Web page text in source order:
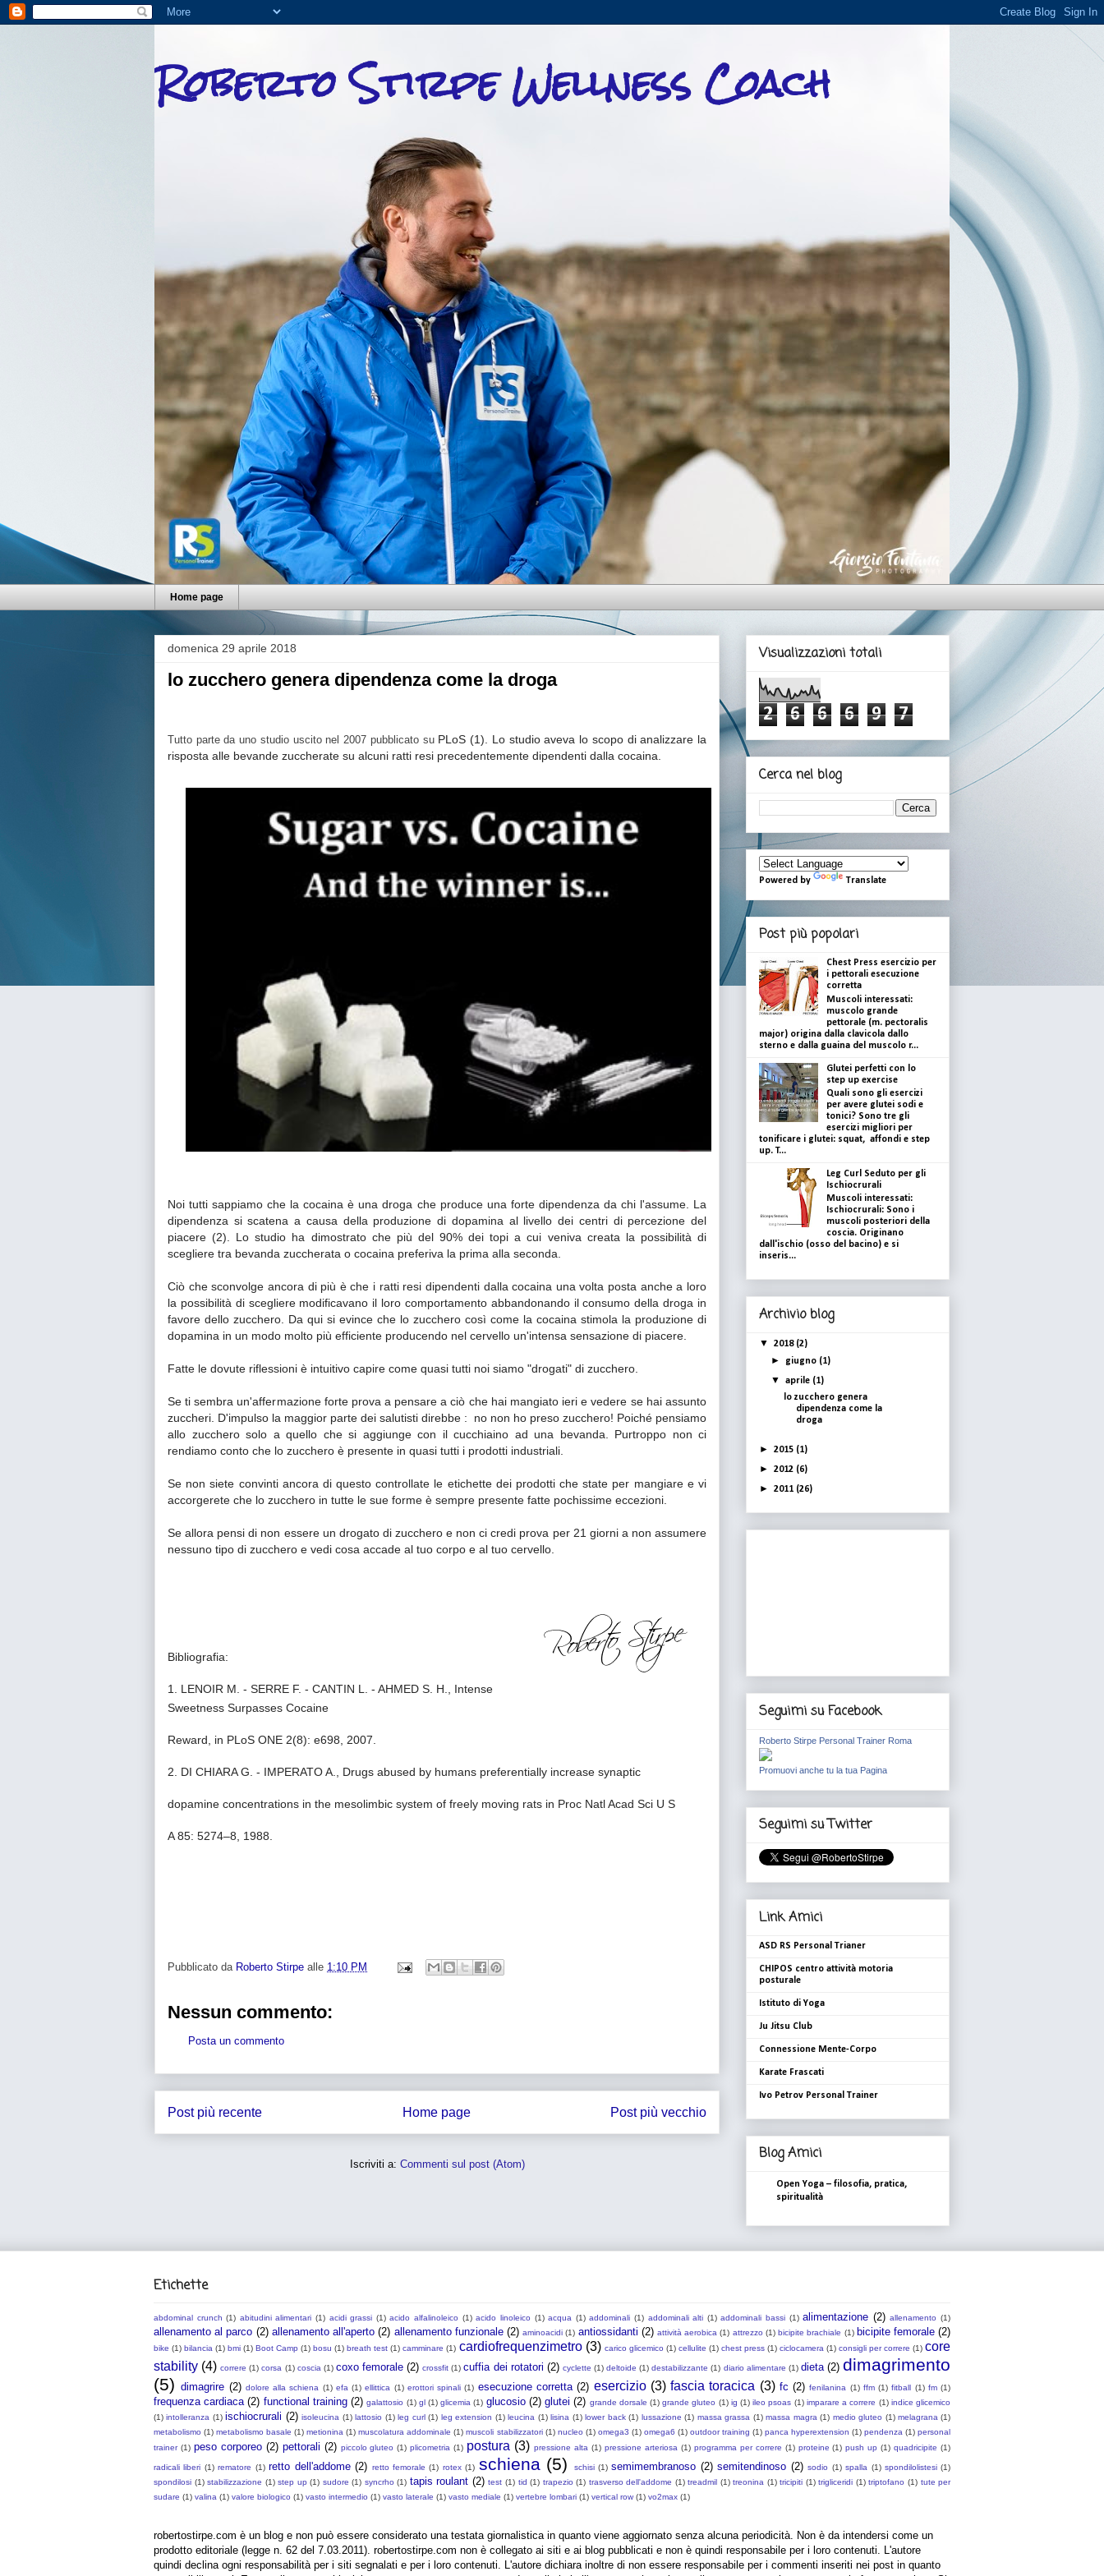
Roberto Stirpe Wellness Coach
Home page
domenica 29 aprile 2018
lo zucchero genera dipendenza come la droga
Tutto parte da uno studio uscito nel 2007 pubblicato su PLoS (1). Lo studio aveva lo scopo di analizzare la
risposta alle bevande zuccherate su alcuni ratti resi precedentemente dipendenti dalla cocaina.
Noi tutti sappiamo che la cocaina è una droga che produce una forte dipendenza da chi l'assume. La
dipendenza si scatena a causa della produzione di dopamina al livello dei centri di percezione del
piacere (2). Lo studio ha dimostrato che più del 90% dei topi a cui veniva creata la possibilità di
scegliere tra bevanda zuccherata o cocaina preferiva la prima alla seconda.
Ciò che sconvolge ancora di più è che i ratti resi dipendenti dalla cocaina una volta posta anche a loro
la possibilità di scegliere modificavano il loro comportamento abbandonando il consumo della droga in
favore dello zucchero. Da qui si evince che lo zucchero così come la cocaina stimola la produzione di
dopamina in un modo molto più efficiente producendo nel cervello un'intensa sensazione di piacere.
Fatte le dovute riflessioni è intuitivo capire come quasi tutti noi siamo "drogati" di zucchero.
Se ti sembra un'affermazione forte prova a pensare a ciò che hai mangiato ieri e vedere se hai assunto
zuccheri. D'impulso la maggior parte dei salutisti direbbe : no non ho preso zucchero! Poiché pensiamo
allo zucchero solo a quello che si aggiunge con il cucchiaino ad una bevanda. Purtroppo non ci
rendiamo conto che lo zucchero è presente in quasi tutti i prodotti industriali.
Se non siete convinti ancora di questo controllate le etichette dei prodotti che state per mangiare e vi
accorgerete che lo zucchero in tutte le sue forme è sempre presente fatte pochissime eccezioni.
Se allora pensi di non essere un drogato di zucchero e non ci credi prova per 21 giorni a non assumere
nessuno tipo di zucchero e vedi cosa accade al tuo corpo e al tuo cervello.
Bibliografia:
1. LENOIR M. - SERRE F. - CANTIN L. - AHMED S. H., Intense
Sweetness Surpasses Cocaine
Reward, in PLoS ONE 2(8): e698, 2007.
2. DI CHIARA G. - IMPERATO A., Drugs abused by humans preferentially increase synaptic
dopamine concentrations in the mesolimbic system of freely moving rats in Proc Natl Acad Sci U S
A 85: 5274–8, 1988.
Pubblicato da Roberto Stirpe alle 1:10 PM
Nessun commento:
Posta un commento
Post più recente Post più vecchio
Home page
Iscriviti a: Commenti sul post (Atom)
Visualizzazioni totali
2 6 6 6 9 7
Cerca nel blog
Powered by Translate
Post più popolari
Chest Press esercizio per
i pettorali esecuzione
corretta
Muscoli interessati:
muscolo grande
pettorale (m. pectoralis
major) origina dalla clavicola dallo
sterno e dalla guaina del muscolo r...
Glutei perfetti con lo
step up exercise
Quali sono gli esercizi
per avere glutei sodi e
tonici? Sono tre gli
esercizi migliori per
tonificare i glutei: squat, affondi e step
up. T...
Leg Curl Seduto per gli
Ischiocrurali
Muscoli interessati:
Ischiocrurali: Sono i
muscoli posteriori della
coscia. Originano
dall'ischio (osso del bacino) e si
inseris...
Archivio blog
▼ 2018 (2)
► giugno (1)
▼aprile (1)
lo zucchero genera
dipendenza come la
droga
► 2015 (1)
► 2012 (6)
► 2011 (26)
Seguimi su Facebook
Roberto Stirpe Personal Trainer Roma
Promuovi anche tu la tua Pagina
Seguimi su Twitter
Link Amici
ASD RS Personal Trianer
CHIPOS centro attività motoria
posturale
Istituto di Yoga
Ju Jitsu Club
Connessione Mente-Corpo
Karate Frascati
Ivo Petrov Personal Trainer
Blog Amici
Open Yoga – filosofia, pratica,
spiritualità
Etichette
abdominal crunch (1) abitudini alimentari (1) acidi grassi (1) acido alfalinoleico (1) acido linoleico (1) acqua (1) addominali (1) addominali alti (1) addominali bassi (1) alimentazione (2) allenamento (1)
allenamento al parco (2) allenamento all'aperto (2) allenamento funzionale (2) aminoacidi (1) antiossidanti (2) attività aerobica (1) attrezzo (1) bicipite brachiale (1) bicipite femorale (2)
bike (1) bilancia (1) bmi (1) Boot Camp (1) bosu (1) breath test (1) camminare (1) cardiofrequenzimetro (3) carico glicemico (1) cellulite (1) chest press (1) ciclocamera (1) consigli per correre (1) core
stability (4) correre (1) corsa (1) coscia (1) coxo femorale (2) crossfit (1) cuffia dei rotatori (2) cyclette (1) deltoide (1) destabilizzante (1) diario alimentare (1) dieta (2) dimagrimento
(5) dimagrire (2) dolore alla schiena (1) efa (1) ellittica (1) erottori spinali (1) esecuzione corretta (2) esercizio (3) fascia toracica (3) fc (2) fenilanina (1) ffm (1) fitball (1) fm (1)
frequenza cardiaca (2) functional training (2) galattosio (1) gl (1) glicemia (1) glucosio (2) glutei (2) grande dorsale (1) grande gluteo (1) ig (1) ileo psoas (1) imparare a correre (1) indice glicemico
(1) intolleranza (1) ischiocrurali (2) isoleucina (1) lattosio (1) leg curl (1) leg extension (1) leucina (1) lisina (1) lower back (1) lussazione (1) massa grassa (1) massa magra (1) medio gluteo (1) melagrana (1)
metabolismo (1) metabolismo basale (1) metionina (1) muscolatura addominale (1) muscoli stabilizzatori (1) nucleo (1) omega3 (1) omega6 (1) outdoor training (1) panca hyperextension (1) pendenza (1) personal
trainer (1) peso corporeo (2) pettorali (2) piccolo gluteo (1) plicometria (1) postura (3) pressione alta (1) pressione arteriosa (1) programma per correre (1) proteine (1) push up (1) quadricipite (1)
radicali liberi (1) rematore (1) retto dell'addome (2) retto femorale (1) rotex (1) schiena (5) schisi (1) semimembranoso (2) semitendinoso (2) sodio (1) spalla (1) spondilolistesi (1)
spondilosi (1) stabilizzazione (1) step up (1) sudore (1) syncrho (1) tapis roulant (2) test (1) tid (1) trapezio (1) trasverso dell'addome (1) treadmil (1) treonina (1) tricipiti (1) trigliceridi (1) triptofano (1) tute per
sudare (1) valina (1) valore biologico (1) vasto intermedio (1) vasto laterale (1) vasto mediale (1) vertebre lombari (1) vertical row (1) vo2max (1)
robertostirpe.com è un blog e non può essere considerato una testata giornalistica in quanto viene aggiornato senza alcuna periodicità. Non è da intendersi come un
prodotto editoriale (legge n. 62 del 7.03.2011). robertostirpe.com non è collegato ai siti e ai blog pubblicati e non è quindi responsabile per i loro contenuti. L'autore
quindi declina ogni responsabilità per i siti segnalati e per i loro contenuti. L'autore dichiara inoltre di non essere responsabile per i commenti inseriti nei post in quanto